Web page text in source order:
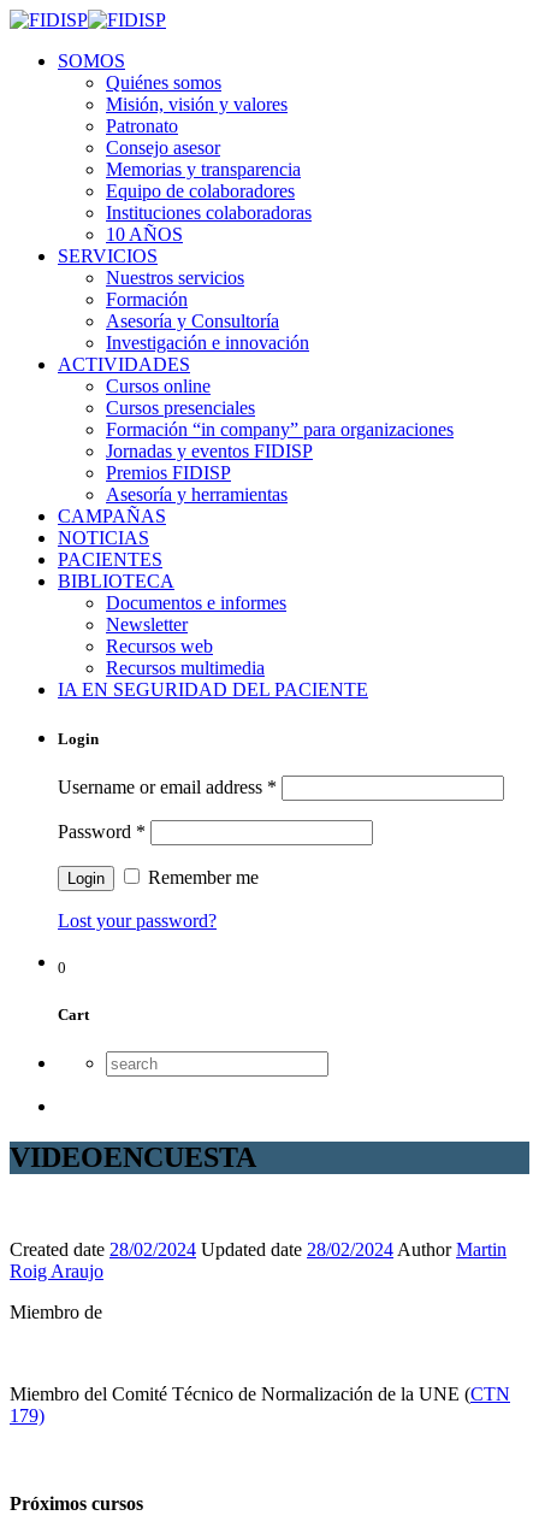
SOMOS
Quiénes somos
Misión, visión y valores
Patronato
Consejo asesor
Memorias y transparencia
Equipo de colaboradores
Instituciones colaboradoras
10 AÑOS
SERVICIOS
Nuestros servicios
Formación
Asesoría y Consultoría
Investigación e innovación
ACTIVIDADES
Cursos online
Cursos presenciales
Formación “in company” para organizaciones
Jornadas y eventos FIDISP
Premios FIDISP
Asesoría y herramientas
CAMPAÑAS
NOTICIAS
PACIENTES
BIBLIOTECA
Documentos e informes
Newsletter
Recursos web
Recursos multimedia
IA EN SEGURIDAD DEL PACIENTE
Login
Username or email address *
Password *
Remember me
Lost your password?
0
Cart
VIDEOENCUESTA
Created date 28/02/2024 Updated date 28/02/2024 AuthorMartin
Roig Araujo
Miembro de
Miembro del Comité Técnico de Normalización de la UNE (CTN
179)
Próximos cursos